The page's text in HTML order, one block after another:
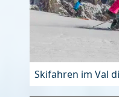
Skifahren im Val